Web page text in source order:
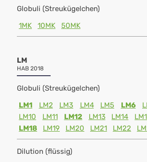
Globuli (Streukügelchen)
1MK
10MK 50MK
LM
HAB 2018
Globuli (Streukügelchen)
LM1
LM2 LM3 LM4 LM5 LM6
LM10
LM11 LM12 LM13 LM14
LM18
LM19 LM20 LM21 LM22
Dilution (flüssig)